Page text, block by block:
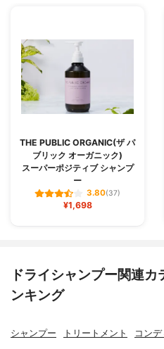
THE PUBLIC ORGANIC(ザ パ
ブリック オーガニック)
スーパーポジティブ シャンプ
ー
3.80(37)
¥1,698
ドライシャンプー関連
ンキング
シャンプー トリートメント コン